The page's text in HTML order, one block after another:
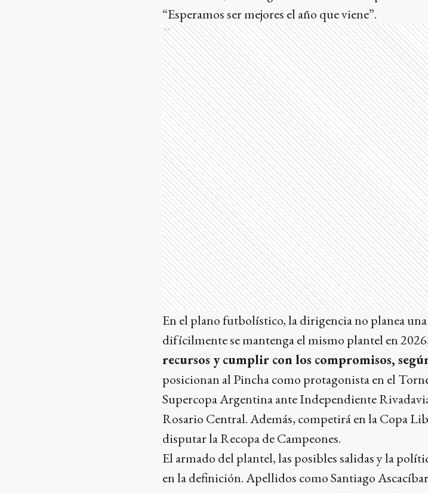
“Esperamos ser mejores el año que viene”.
Ads
En el plano futbolístico, la dirigencia no planea
difícilmente se mantenga el mismo plantel en
recursos y cumplir con los compromisos,
posicionan al Pincha como protagonista en el
Supercopa Argentina ante Independiente
Rosario Central. Además, competirá en la Copa
disputar la Recopa de Campeones.
El armado del plantel, las posibles salidas y la
en la definición. Apellidos como Santiago